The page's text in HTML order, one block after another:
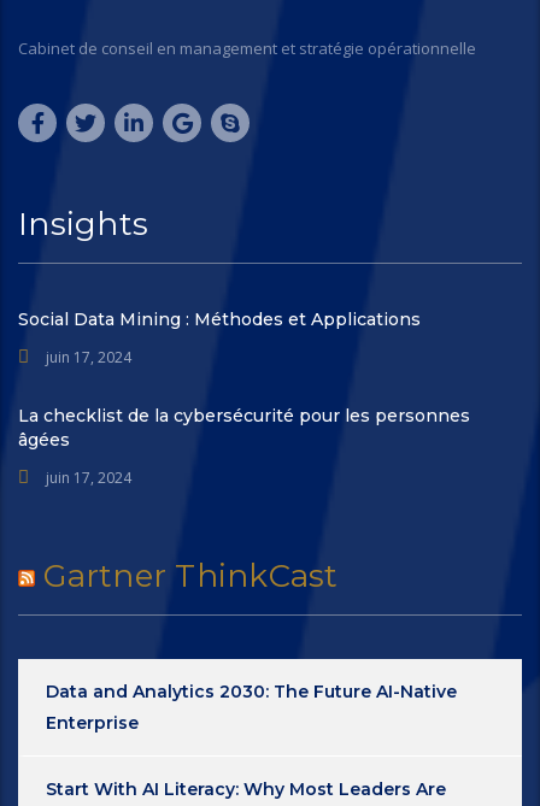
Cabinet de conseil en management et stratégie opérationnelle
Insights
Social Data Mining : Méthodes et Applications
juin 17, 2024
La checklist de la cybersécurité pour les personnes
âgées
juin 17, 2024
Gartner ThinkCast
Data and Analytics 2030: The Future AI-Native
Enterprise
Start With AI Literacy: Why Most Leaders Are